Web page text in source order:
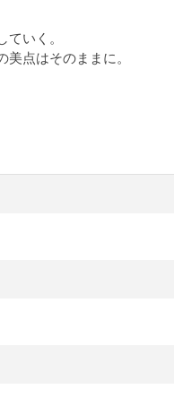
いく。
点はそのままに。